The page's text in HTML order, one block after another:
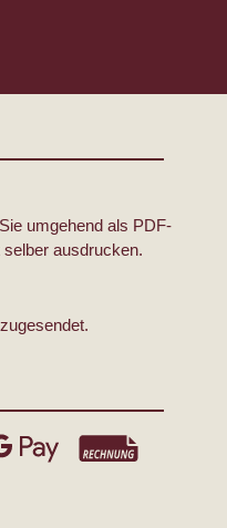
umgehend als PDF-
ausdrucken.